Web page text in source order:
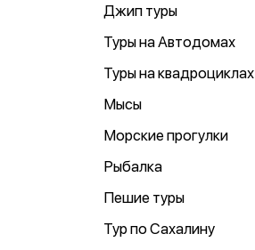
Джип туры
Туры на Автодомах
Туры на квадроциклах
Мысы
Морские прогулки
Рыбалка
Пешие туры
Тур по Сахалину